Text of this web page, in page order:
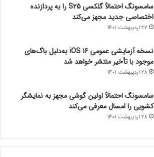
سامسونگ احتمالاً گلکسی S25 را به پردازنده
اختصاصی جدید مجهز می‌کند
27 اردیبهشت 1401
نسخه آزمایشی عمومی iOS 16 به‌دلیل باگ‌های
موجود با تأخیر منتشر خواهد شد
28 اردیبهشت 1401
سامسونگ احتمالاً اولین گوشی مجهز به نمایشگر
کشویی را امسال معرفی می‌کند
28 اردیبهشت 1401